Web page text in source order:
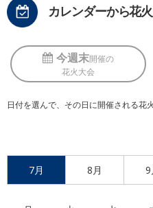
カレンダーから花
今週末開催の
花火大会
日付を選んで、その日に開催される花
7月 8月 9